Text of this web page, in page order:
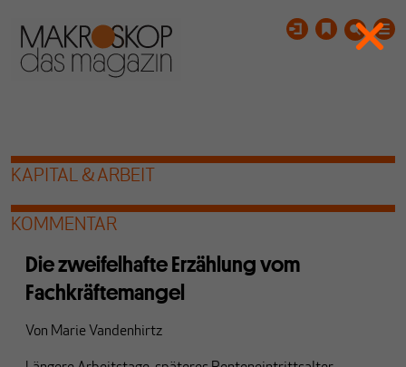
KAPITAL & ARBEIT
KOMMENTAR
Die zweifelhafte Erzählung vom
Fachkräftemangel
Von Marie Vandenhirtz